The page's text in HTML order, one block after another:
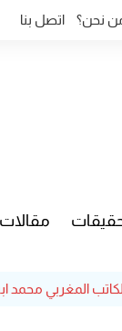
نحن؟ اتصل بنا
مقالات
المغربي محمد